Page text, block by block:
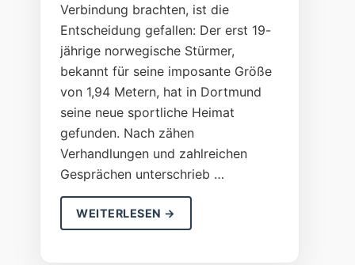
Verbindung brachten, ist die
Entscheidung gefallen: Der erst 19-
jährige norwegische Stürmer,
bekannt für seine imposante Größe
von 1,94 Metern, hat in Dortmund
seine neue sportliche Heimat
gefunden. Nach zähen
Verhandlungen und zahlreichen
Gesprächen unterschrieb …
WEITERLESEN →